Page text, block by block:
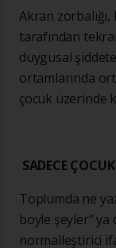
Akran
tarafından
duygusal şiddete
ortamlarında
çocuk üzerinde
SADECE
Toplumda ne
böyle şeyler” ya
normalleştirici